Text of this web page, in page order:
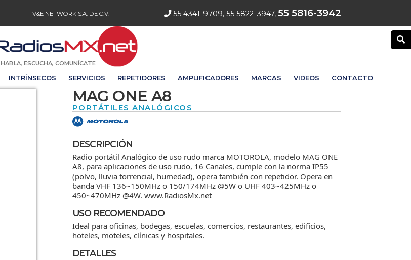
V&E NETWORK S.A. DE C.V. 55 4341-9709, 55 5822-3947, 55 5816-3942
HABLA, ESCUCHA, COMUNÍCATE
INTRÍNSECOS SERVICIOS REPETIDORES AMPLIFICADORES MARCAS VIDEOS CONTACTO
MAG ONE A8
PORTÁTILES ANALÓGICOS
DESCRIPCIÓN
Radio portátil Analógico de uso rudo marca MOTOROLA, modelo MAG ONE
A8, para aplicaciones de uso rudo, 16 Canales, cumple con la norma IP55
(polvo, lluvia torrencial, humedad), opera también con repetidor. Opera en
banda VHF 136~150MHz o 150/174MHz @5W o UHF 403~425MHz o
450~470MHz @4W. www.RadiosMx.net
USO RECOMENDADO
Ideal para oficinas, bodegas, escuelas, comercios, restaurantes, edificios,
hoteles, moteles, clínicas y hospitales.
DETALLES